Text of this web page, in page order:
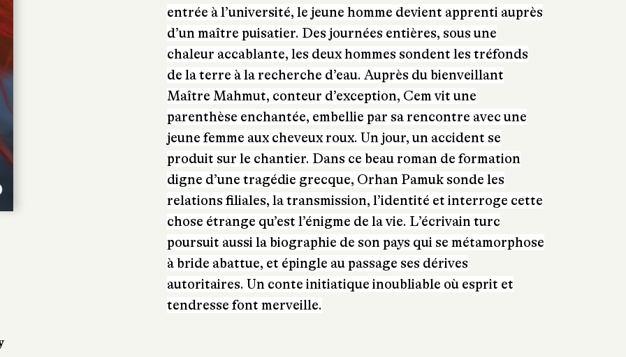
entrée à l’université, le jeune homme devient apprenti auprès
d’un maître puisatier. Des journées entières, sous une
chaleur accablante, les deux hommes sondent les tréfonds
de la terre à la recherche d’eau. Auprès du bienveillant
Maître Mahmut, conteur d’exception, Cem vit une
parenthèse enchantée, embellie par sa rencontre avec une
jeune femme aux cheveux roux. Un jour, un accident se
produit sur le chantier. Dans ce beau roman de formation
digne d’une tragédie grecque, Orhan Pamuk sonde les
relations filiales, la transmission, l’identité et interroge cette
chose étrange qu’est l’énigme de la vie. L’écrivain turc
poursuit aussi la biographie de son pays qui se métamorphose
à bride abattue, et épingle au passage ses dérives
autoritaires. Un conte initiatique inoubliable où esprit et
tendresse font merveille.